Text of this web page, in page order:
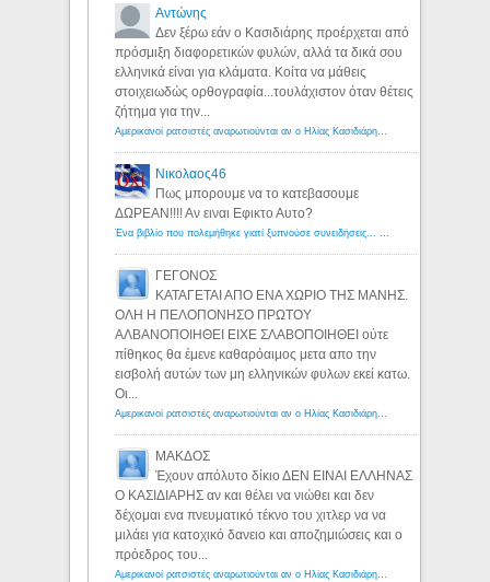
Αντώνης
Δεν ξέρω εάν ο Κασιδιάρης προέρχεται από
πρόσμιξη διαφορετικών φυλών, αλλά τα δικά σου
ελληνικά είναι για κλάματα. Κοίτα να μάθεις
στοιχειωδώς ορθογραφία...τουλάχιστον όταν θέτεις
ζήτημα για την...
Αμερικανοί ρατσιστές αναρωτιούνται αν ο Ηλίας Κασιδιάρης ανήκει στη λευκή φυλή... - Λόγιος Ερμής
Νικολαος46
Πως μπορουμε να το κατεβασουμε
ΔΩΡΕΑΝ!!!! Αν ειναι Εφικτο Αυτο?
Ένα βιβλίο που πολεμήθηκε γιατί ξυπνούσε συνειδήσεις... - Λόγιος Ερμής | Η γνώση ξεκινάει με την αναζήτηση...
ΓΕΓΟΝΟΣ
ΚΑΤΑΓΕΤΑΙ ΑΠΟ ΕΝΑ ΧΩΡΙΟ ΤΗΣ ΜΑΝΗΣ.
ΟΛΗ Η ΠΕΛΟΠΟΝΗΣΟ ΠΡΩΤΟΥ
ΑΛΒΑΝΟΠΟΙΗΘΕΙ ΕΙΧΕ ΣΛΑΒΟΠΟΙΗΘΕΙ ούτε
πίθηκος θα έμενε καθαρόαιμος μετα απο την
εισβολή αυτών των μη ελληνικών φυλων εκεί κατω.
Οι...
Αμερικανοί ρατσιστές αναρωτιούνται αν ο Ηλίας Κασιδιάρης ανήκει στη λευκή φυλή... - Λόγιος Ερμής
ΜΑΚΔΟΣ
Έχουν απόλυτο δίκιο ΔΕΝ ΕΙΝΑΙ ΕΛΛΗΝΑΣ
Ο ΚΑΣΙΔΙΑΡΗΣ αν και θέλει να νιώθει και δεν
δέχομαι ενα πνευματικό τέκνο του χιτλερ να να
μιλάει για κατοχικό δανειο και αποζημιώσεις και ο
πρόεδρος του...
Αμερικανοί ρατσιστές αναρωτιούνται αν ο Ηλίας Κασιδιάρης ανήκει στη λευκή φυλή... - Λόγιος Ερμής